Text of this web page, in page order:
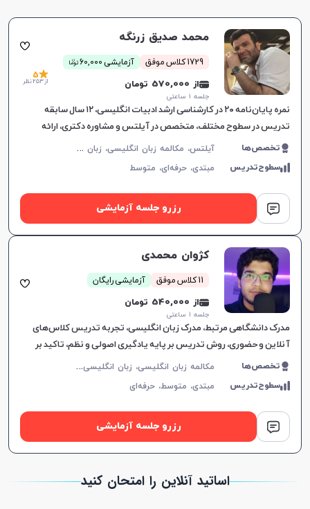
محمد صدیق زرنگه
1729 کلاس موفق آزمایشی 60,000 توما
ن
از 570,000 تومان
جلسه ۱ ساعتی
5
از 253 نظر
نمره پایان‌نامه ۲۰ در کارشناسی ارشد ادبیات انگلیسی، ۱۲ سال سابقه
تدریس در سطوح مختلف، متخصص در آیلتس و مشاوره دکتری، ارائه
آموزش‌های هدفمند مکالمه.
تخصص‌ها آ
یلتس، مکالمه زبان انگلیسی، زبان انگلیسی عمومی، گرامر زبان انگلیسی، زبان انگلیسی بریتیش، زبان انگلیسی آمریکایی، زبان انگلیسی کنکور سراسری، زبان انگلیسی کنکور ارشد، زبان انگلیسی کنکور کاردانی
سطوح‌تدریس مبتدی،حرفه‌ای، متوسط
رزرو جلسه آزمایشی
کژوان محمدی
11 کلاس موفق آزمایشی رایگان
از 540,000 تومان
جلسه ۱ ساعتی
مدرک دانشگاهی مرتبط، مدرک زبان انگلیسی، تجربه تدریس کلاس‌های
آنلاین و حضوری، روش تدریس بر پایه یادگیری اصولی و نظم، تاکید بر
انضباط و پیشرفت متعهدانه.
تخصص‌ها م
کالمه زبان انگلیسی، زبان انگلیسی عمومی، گرامر زبان انگلیسی، زبان انگلیسی تجاری، زبان انگلیسی آمریکایی، زبان انگلیسی کنکور سراسری، زبان انگلیسی کنکور کاردانی، زبان انگلیسی کودکان
سطوح‌تدریس مبتدی، متوسط،حرفه‌ای
رزرو جلسه آزمایشی
اساتید آنلاین را امتحان کنید